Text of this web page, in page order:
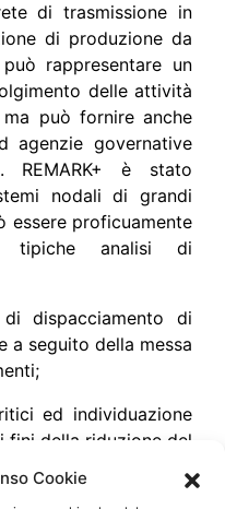
Cookie
di trasmissione in
di produzione da
rappresentare un
delle attività
può fornire anche
agenzie governative
REMARK+ è stato
nodali di grandi
essere proficuamente
tipiche analisi di
dispacciamento di
a seguito della messa
ed individuazione
della riduzione del
miglioramento degli